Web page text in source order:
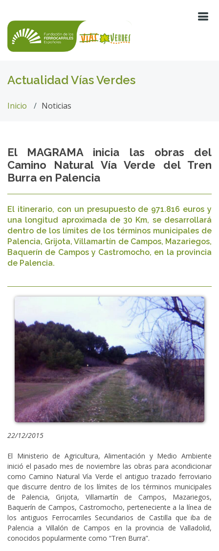
Actualidad Vías Verdes
Inicio Noticias
El MAGRAMA inicia las obras del
Camino Natural Vía Verde del Tren
Burra en Palencia
El itinerario, con un presupuesto de 971.816 euros y
una longitud aproximada de 30 Km, se desarrollará
dentro de los límites de los términos municipales de
Palencia, Grijota, Villamartín de Campos, Mazariegos,
Baquerín de Campos y Castromocho, en la provincia
de Palencia.
22/12/2015
El Ministerio de Agricultura, Alimentación y Medio Ambiente
inició el pasado mes de noviembre las obras para acondicionar
como Camino Natural Vía Verde el antiguo trazado ferroviario
que discurre dentro de los límites de los términos municipales
de Palencia, Grijota, Villamartín de Campos, Mazariegos,
Baquerín de Campos, Castromocho, perteneciente a la línea de
los antiguos Ferrocarriles Secundarios de Castilla que iba de
Palencia a Villalón de Campos en la provincia de Valladolid,
conocidos popularmente como “Tren Burra”.